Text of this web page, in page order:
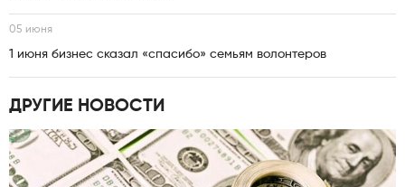
05 июня
1 июня бизнес сказал «спасибо» семьям волонтеров
ДРУГИЕ НОВОСТИ